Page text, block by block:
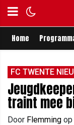
Home
FC TWENTE
traint mee
Door Flemming op